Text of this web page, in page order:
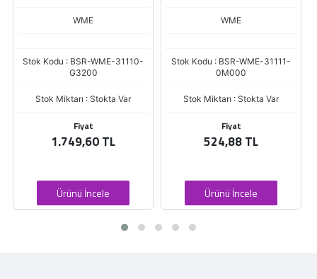
WME
Stok Kodu : BSR-WME-31110-
G3200
Stok Miktarı : Stokta Var
Fiyat
1.749,60 TL
Ürünü İncele
WME
Stok Kodu : BSR-WME-31111-
0M000
Stok Miktarı : Stokta Var
Fiyat
524,88 TL
Ürünü İncele